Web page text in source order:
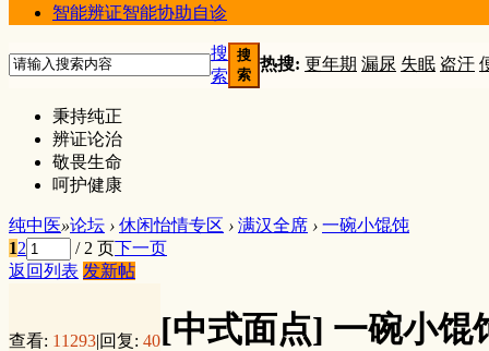
智能辨证智能协助自诊
搜
索
搜
索
热搜: 更年期 漏尿 失眠 盗汗
秉持纯正
辨证论治
敬畏生命
呵护健康
纯中医»论坛 › 休闲怡情专区 › 满汉全席 › 一碗小馄饨
12 / 2 页下一页
返回列表 发新帖
查看: 11293|回复: 40[中式面点] 一碗小馄